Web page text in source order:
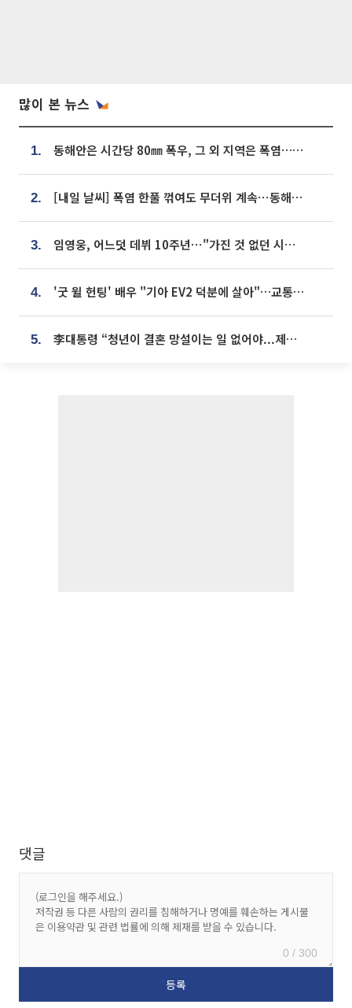
많이 본 뉴스
1. 동해안은 시간당 80㎜ 폭우, 그 외 지역은 폭염…‘극과 극 날씨’
2. [내일 날씨] 폭염 한풀 꺾여도 무더위 계속⋯동해안 이틀 연속 비
3. 임영웅, 어느덧 데뷔 10주년⋯"가진 것 없던 시절, 내 앞엔 20명의 팬뿐"
4. '굿 윌 헌팅' 배우 "기아 EV2 덕분에 살아"…교통사고 후 안전성 극찬
5. 李대통령 “청년이 결혼 망설이는 일 없어야...제도상 불이익 조사”
댓글
0 / 300